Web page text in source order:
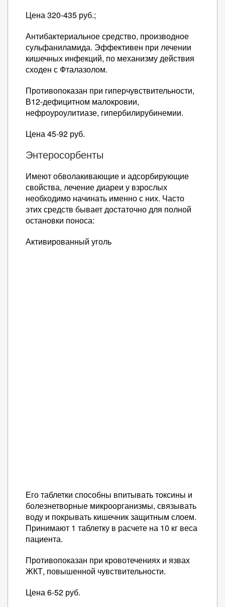
Цена 320-435 руб.;
Антибактериальное средство, производное
сульфаниламида. Эффективен при лечении
кишечных инфекций, по механизму действия
сходен с Фталазолом.
Противопоказан при гиперчувствительности,
В12-дефицитном малокровии,
нефроуроулитиазе, гипербилирубинемии.
Цена 45-92 руб.
Энтеросорбенты
Имеют обволакивающие и адсорбирующие
свойства, лечение диареи у взрослых
необходимо начинать именно с них. Часто
этих средств бывает достаточно для полной
остановки поноса:
Активированный уголь
Его таблетки способны впитывать токсины и
болезнетворные микроорганизмы, связывать
воду и покрывать кишечник защитным слоем.
Принимают 1 таблетку в расчете на 10 кг веса
пациента.
Противопоказан при кровотечениях и язвах
ЖКТ, повышенной чувствительности.
Цена 6-52 руб.